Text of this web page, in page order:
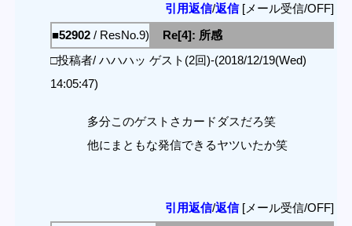
引用返信/返信[メール受信/OFF]
■52902 / ResNo.9)
Re[4]: 所感
□投稿者/ ハハハッ ゲスト(2回)-(2018/12/19(Wed)
14:05:47)
多分このゲストさカードダスだろ笑
他にまともな発信できるヤツいたか笑
引用返信/返信[メール受信/OFF]